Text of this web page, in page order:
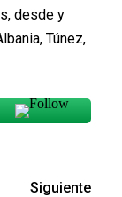
desde y
Túnez,
Siguiente